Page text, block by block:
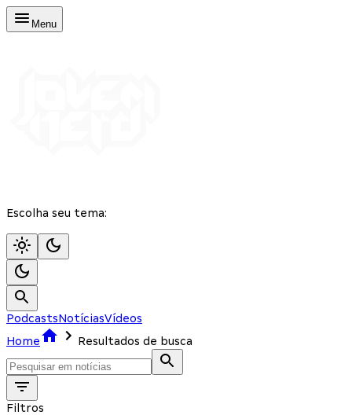
Menu
Escolha seu tema:
PodcastsNotíciasVídeos
Home
Resultados de busca
Filtros